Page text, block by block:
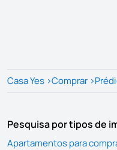
Casa Yes >Comprar >
Pesquisa por tipos de
Apartamentos para